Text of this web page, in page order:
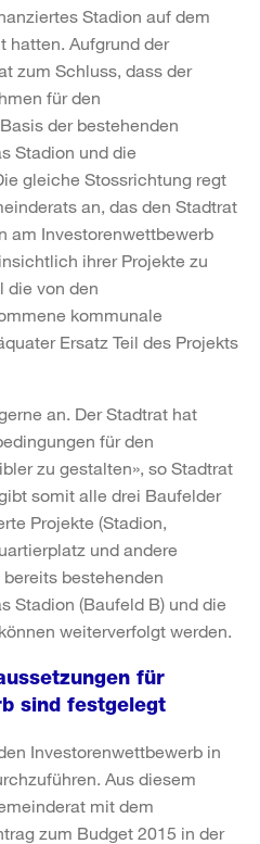
Stadion auf dem
hatten. Aufgrund der
zum Schluss, dass der
für den
der bestehenden
Stadion und die
gleiche Stossrichtung regt
an, das den Stadtrat
am Investorenwettbewerb
ihrer Projekte zu
die von den
kommunale
Ersatz Teil des Projekts
an. Der Stadtrat hat
für den
zu gestalten», so Stadtrat
somit alle drei Baufelder
Projekte (Stadion,
und andere
bestehenden
Stadion (Baufeld B) und die
weiterverfolgt werden.
für
sind festgelegt
Investorenwettbewerb in
Aus diesem
mit dem
zum Budget 2015 in der